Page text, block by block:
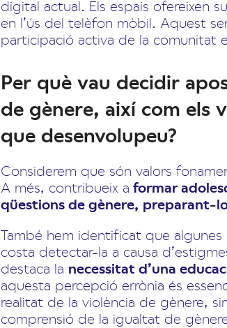
digital actual. Els espais ofereixen
en l’ús del telèfon mòbil. Aquest
participació activa de la comunitat
Per què vau decidir
de gènere, així com els
que desenvolupeu?
Considerem que són valors
A més, contribueix a formar
qüestions de gènere, preparant-
També hem identificat que
costa detectar-la a causa
destaca la necessitat d’una
aquesta percepció errònia és
realitat de la violència de gènere,
comprensió de la igualtat de